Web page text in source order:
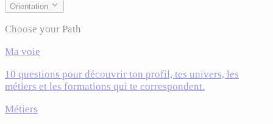
Orientation
Choose your Path
Ma voie
10 questions pour découvrir ton profil, tes univers, les
métiers et les formations qui te correspondent.
Métiers